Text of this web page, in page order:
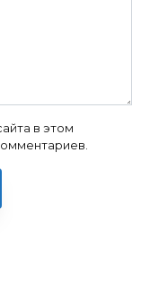
в этом